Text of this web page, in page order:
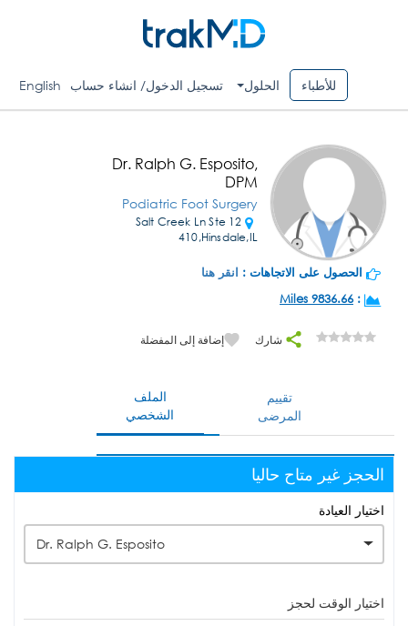
للأطباء الحلول تسجيل الدخول/ انشاء حساب English
Dr. Ralph G. Esposito,
DPM
Podiatric Foot Surgery
12 Salt Creek Ln Ste
410,Hinsdale,IL
الحصول على الاتجاهات : انقر هنا
:
9836.66 Miles
شارك إضافة إلى المفضلة
الملف
الشخصي
تقييم
المرضى
الحجز غير متاح حاليا
اختيار العيادة
Dr. Ralph G. Esposito
اختيار الوقت لحجز